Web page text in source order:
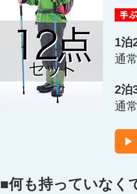
1泊
通
2泊
通
■何も持っていなく